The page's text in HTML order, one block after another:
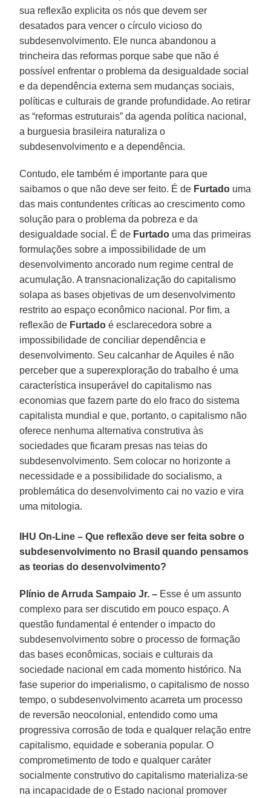
sua reflexão explicita os nós que devem ser
desatados para vencer o círculo vicioso do
subdesenvolvimento. Ele nunca abandonou a
trincheira das reformas porque sabe que não é
possível enfrentar o problema da desigualdade social
e da dependência externa sem mudanças sociais,
políticas e culturais de grande profundidade. Ao retirar
as “reformas estruturais” da agenda política nacional,
a burguesia brasileira naturaliza o
subdesenvolvimento e a dependência.
Contudo, ele também é importante para que
saibamos o que não deve ser feito. É de Furtado uma
das mais contundentes críticas ao crescimento como
solução para o problema da pobreza e da
desigualdade social. É de Furtado uma das primeiras
formulações sobre a impossibilidade de um
desenvolvimento ancorado num regime central de
acumulação. A transnacionalização do capitalismo
solapa as bases objetivas de um desenvolvimento
restrito ao espaço econômico nacional. Por fim, a
reflexão de Furtadoé esclarecedora sobre a
impossibilidade de conciliar dependência e
desenvolvimento. Seu calcanhar de Aquiles é não
perceber que a superexploração do trabalho é uma
característica insuperável do capitalismo nas
economias que fazem parte do elo fraco do sistema
capitalista mundial e que, portanto, o capitalismo não
oferece nenhuma alternativa construtiva às
sociedades que ficaram presas nas teias do
subdesenvolvimento. Sem colocar no horizonte a
necessidade e a possibilidade do socialismo, a
problemática do desenvolvimento cai no vazio e vira
uma mitologia.
IHU On-Line – Que reflexão deve ser feita sobre o
subdesenvolvimento no Brasil quando pensamos
as teorias do desenvolvimento?
Plínio de Arruda Sampaio Jr. – Esse é um assunto
complexo para ser discutido em pouco espaço. A
questão fundamental é entender o impacto do
subdesenvolvimento sobre o processo de formação
das bases econômicas, sociais e culturais da
sociedade nacional em cada momento histórico. Na
fase superior do imperialismo, o capitalismo de nosso
tempo, o subdesenvolvimento acarreta um processo
de reversão neocolonial, entendido como uma
progressiva corrosão de toda e qualquer relação entre
capitalismo, equidade e soberania popular. O
comprometimento de todo e qualquer caráter
socialmente construtivo do capitalismo materializa-se
na incapacidade de o Estado nacional promover